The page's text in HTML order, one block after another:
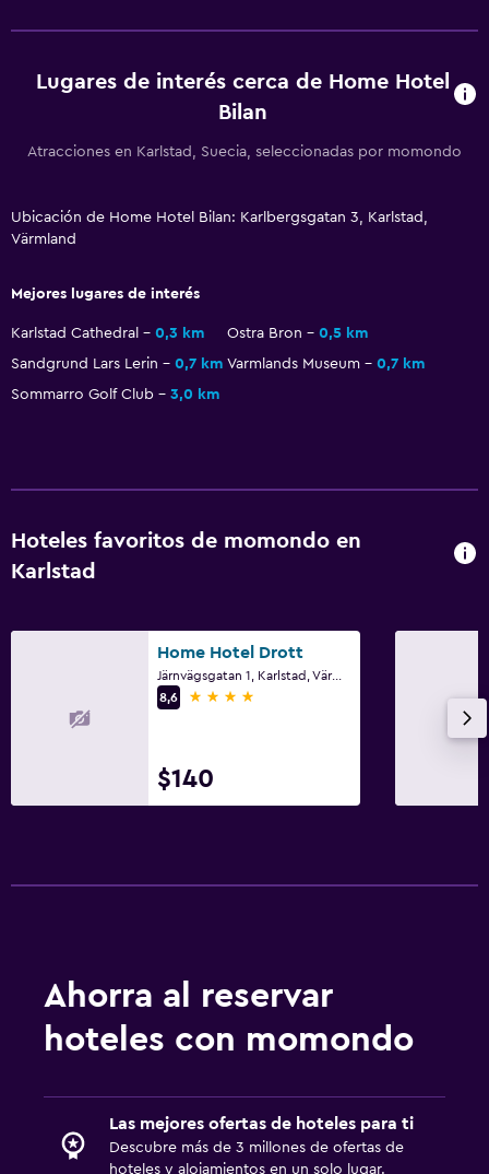
Estacionamiento
Terraza/patio
Jardín
Zona de trabajo
Escritorio
General
Salud y seguridad
Botiquín de primeros auxilios
Lugares de interés cerca de Home Hotel
Bilan
Atracciones en Karlstad, Suecia, seleccionadas por momondo
Ubicación de Home Hotel Bilan: Karlbergsgatan 3, Karlstad,
Värmland
Mejores lugares de interés
Karlstad Cathedral 0,3 km Ostra Bron
0,5 km
Sandgrund Lars Lerin
0,7 km Varmlands Museum
0,7 km
Sommarro Golf Club
3,0 km
Hoteles favoritos de momondo en
Karlstad
Home Hotel Drott
Järnvägsgatan 1, Karlstad, Värmland
8,6
4 estrellas
$140
Ahorra al reservar
hoteles con momondo
Las mejores ofertas de hoteles para ti
Descubre más de 3 millones de ofertas de
hoteles y alojamientos en un solo lugar.